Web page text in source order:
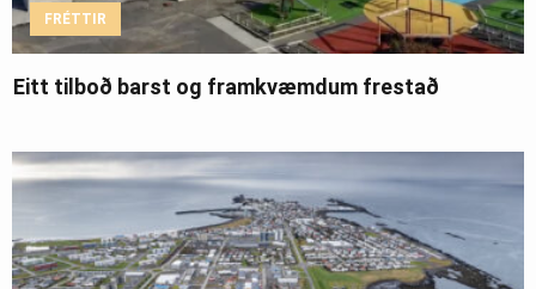
FRÉTTIR
Eitt tilboð barst og framkvæmdum frestað